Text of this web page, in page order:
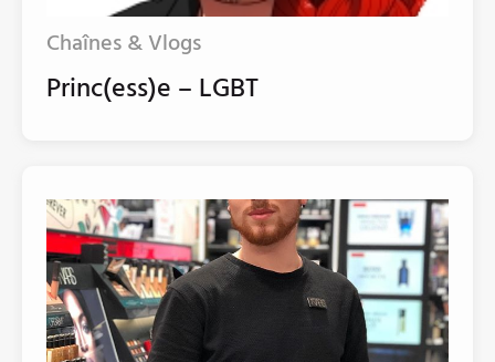
Chaînes & Vlogs
Princ(ess)e – LGBT